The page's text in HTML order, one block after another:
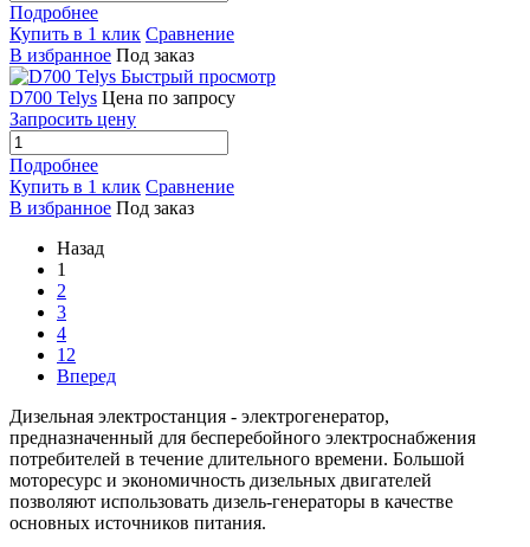
Подробнее
Купить в 1 клик Сравнение
В избранное Под заказ
Быстрый просмотр
D700 Telys Цена по запросу
Запросить цену
Подробнее
Купить в 1 клик Сравнение
В избранное Под заказ
Назад
1
2
3
4
12
Вперед
Дизельная электростанция - электрогенератор,
предназначенный для бесперебойного электроснабжения
потребителей в течение длительного времени. Большой
моторесурс и экономичность дизельных двигателей
позволяют использовать дизель-генераторы в качестве
основных источников питания.